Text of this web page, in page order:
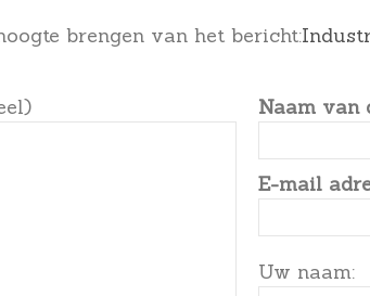
brengen van het bericht:
Naam van
E-mail
Uw naam: